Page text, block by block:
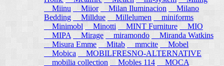
Miinu
Miior Milan Iluminacion
Milano
Bedding
Milldue Millelumen
miniforms
Minimobl Minotti MINT Furniture
MIO
MIPA
Mirage miramondo
Miranda Watkins
Misura Emme
Mitab mmcite
Mobel
Mobica
MOBILFRESNO-ALTERNATIVE
mobilia collection
Mobles 114
MOCA